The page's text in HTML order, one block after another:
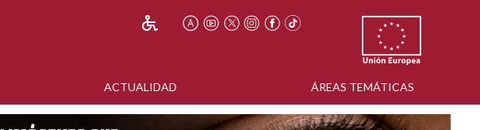
ACTUALIDAD ÁREAS TEMÁTICAS